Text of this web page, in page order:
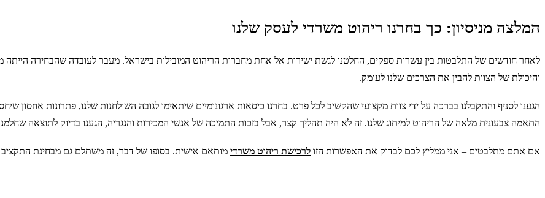
המלצה מניסיון: כך בחרנו ריהוט משרדי לעסק שלנו
לאחר חודשים של התלבטות בין עשרות ספקים, החלטנו לגשת ישירות אל אחת מחברות הריהוט המובילות בישראל. מעבר לעובדה שהבחירה
והיכולת של הצוות להבין את הצרכים שלנו לעומק.
הגענו לסניף והתקבלנו בברכה על ידי צוות מקצועי שהקשיב לכל פרט. בחרנו כיסאות ארגונומיים שיתאימו לגובה השולחנות שלנו, פתרונות אחסון
התאמה צבעונית מלאה של הריהוט למיתוג שלנו. זה לא היה תהליך קצר, אבל בזכות התמיכה של אנשי המכירות והנגריה, הגענו בדיוק לתוצאה
אם אתם מתלבטים – אני ממליץ לכם לבדוק את האפשרות הזו לרכישת ריהוט משרדי מותאם אישית. בסופו של דבר, זה משתלם גם מבחינת